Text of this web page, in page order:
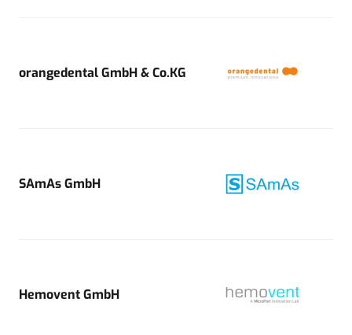
orangedental GmbH & Co.KG
SAmAs GmbH
Hemovent GmbH